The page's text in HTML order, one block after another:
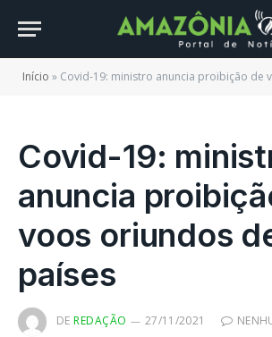
Início » Covid-19: ministro anuncia proibição de voos
Covid-19:
anuncia
voos oriundos
países
DE REDAÇÃO 27/11/2021